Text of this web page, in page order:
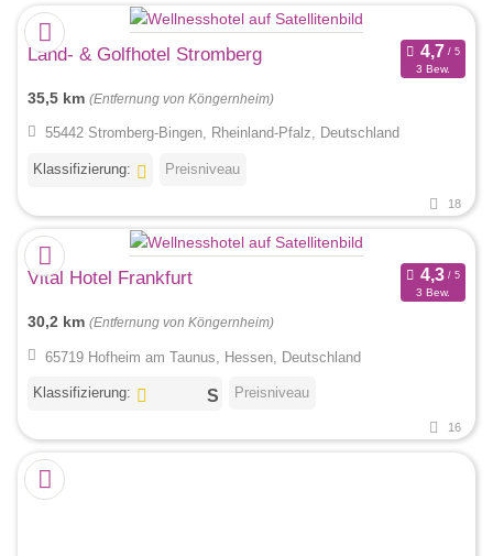
Land- & Golfhotel Stromberg
3 Bew.
35,5 km (Entfernung von Köngernheim)
55442 Stromberg-Bingen, Rheinland-Pfalz, Deutschland
Klassifizierung: Preisniveau
18
Vital Hotel Frankfurt
3 Bew.
30,2 km (Entfernung von Köngernheim)
65719 Hofheim am Taunus, Hessen, Deutschland
Klassifizierung: Preisniveau
16